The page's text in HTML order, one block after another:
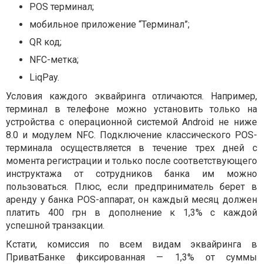
POS терминал;
мобильное приложение “Терминал”;
QR код;
NFC-метка;
LiqPay.
Условия каждого эквайринга отличаются. Например,
терминал в телефоне можно установить только на
устройства с операционной системой Android не ниже
8.0 и модулем NFC. Подключение классического POS-
терминала осуществляется в течение трех дней с
момента регистрации и только после соответствующего
инструктажа от сотрудников банка им можно
пользоваться. Плюс, если предприниматель берет в
аренду у банка POS-аппарат, он каждый месяц должен
платить 400 грн в дополнение к 1,3% с каждой
успешной транзакции.
Кстати, комиссия по всем видам эквайринга в
ПриватБанке фиксированная — 1,3% от суммы